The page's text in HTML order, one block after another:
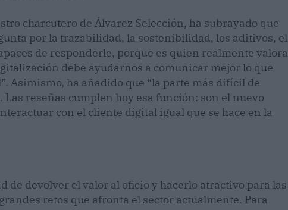
charcutero de Álvarez Selección, ha subrayado que
por la trazabilidad, la sostenibilidad, los aditivos, el
de responderle, porque es quien realmente valora
debe ayudarnos a comunicar mejor lo que
Asimismo, ha añadido que “la parte más difícil de
reseñas cumplen hoy esa función: son el nuevo
con el cliente digital igual que se hace en la
de devolver el valor al oficio y hacerlo atractivo para las
retos que afronta el sector actualmente. Para